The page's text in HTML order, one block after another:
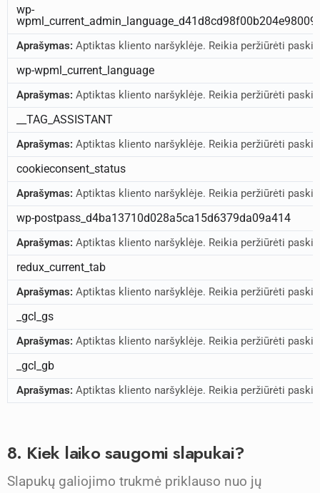
wp-
Aprašymas: Aptiktas kliento naršyklėje. Reikia peržiūrėti
wp-wpml_current_language
Aprašymas: Aptiktas kliento naršyklėje. Reikia peržiūrėti
__TAG_ASSISTANT
Aprašymas: Aptiktas kliento naršyklėje. Reikia peržiūrėti
cookieconsent_status
Aprašymas: Aptiktas kliento naršyklėje. Reikia peržiūrėti
wp-postpass_d4ba13710d028a5ca15d6379da09a414
Aprašymas: Aptiktas kliento naršyklėje. Reikia peržiūrėti
redux_current_tab
Aprašymas: Aptiktas kliento naršyklėje. Reikia peržiūrėti
_gcl_gs
Aprašymas: Aptiktas kliento naršyklėje. Reikia peržiūrėti
_gcl_gb
Aprašymas: Aptiktas kliento naršyklėje. Reikia peržiūrėti
8. Kiek laiko saugomi slapukai?
Slapukų galiojimo trukmė priklauso nuo jų